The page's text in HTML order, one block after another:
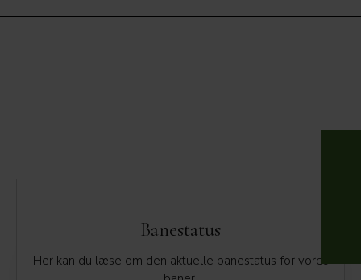
Banestatus
Her kan du læse om den aktuelle banestatus for vores